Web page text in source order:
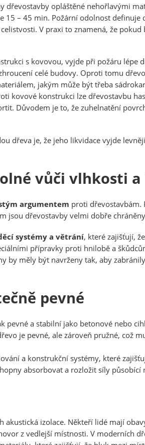
dřevostavby opláštěné nehořlavými
– 45 min. Požární odolnost definuje
V praxi to znamená, že
s kovovou, vyjde při požáru lépe
celé budovy. Oproti tomu
jakým může být třeba
kovové konstrukci lze dřevostavbu
Důvodem je to, že zuhelnatění
dřeva je, že jeho likvidace vyjde
vůči vlhkosti
argumentem proti dřevostavbám.
jsou dřevostavby velmi dobře
systémy a větrání, které zajišťují,
přípravky proti hnilobě a
by měly být navrženy tak, aby
pevné
pevné a stabilní jako betonové nebo
je pevné, ale zároveň pružné, což
a konstrukční systémy, které
absorbovat a rozložit síly
izolace. Někteří lidé mají
z vedlejší místnosti. V moderních